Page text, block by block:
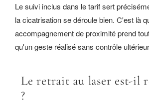
Le suivi inclus dans le tarif sert
la cicatrisation se déroule bien. C'est là
accompagnement de proximité prend
qu'un geste réalisé sans contrôle
Le retrait au laser est-il
?